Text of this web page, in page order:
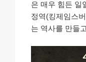
은 매우 힘든 일
정역(킹제임스
는 역사를 만들